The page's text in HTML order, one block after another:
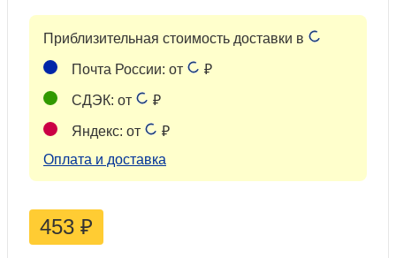
Приблизительная стоимость доставки в
Почта России: от ₽
СДЭК: от ₽
Яндекс: от
₽
Оплата и доставка
453 ₽